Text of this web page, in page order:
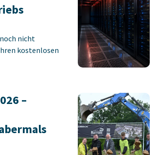
nicht
kostenlosen
–